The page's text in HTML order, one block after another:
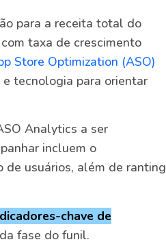
para a receita total do
taxa de crescimento
Store Optimization (ASO)
tecnologia para orientar
Analytics a ser
incluem o
usuários, além de ranting
chave de
fase do funil.